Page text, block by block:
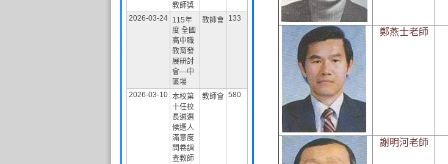
教師獎
2026-03-24 115年
度 全國
高中職
教育發
展研討
會—中
區場
教師會 133
2026-03-10 本校第
十任校
長遴選
候選人
滿意度
問卷調
查教師
教師會 580
鄭燕士老師
謝明河老師